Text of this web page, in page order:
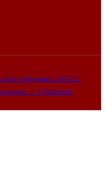
de Bordeaux 2018-2022
par 119 Productions.